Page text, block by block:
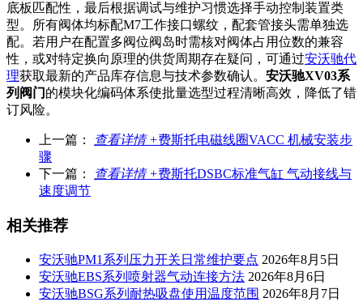
底板匹配性，最后根据调试与维护习惯选择手动控制装置类
型。所有阀体均标配M7工作接口螺纹，配套管接头需单独选
配。若用户在配置多阀位阀岛时需核对阀体占用位数的兼容
性，或对特定换向原理的供货周期存在疑问，可通过安沃驰代
理获取最新的产品库存信息与技术参数确认。 安沃驰XV03系
列阀门 的模块化编码体系使批量选型过程清晰高效，降低了错
订风险。
上一篇： 查看详情 +费斯托电磁线圈VACC 机械安装步
骤
下一篇：
查看详情 +费斯托DSBC标准气缸 气动接线与
速度调节
相关推荐
安沃驰PM1系列压力开关日常维护要点 2026年8月5日
安沃驰EBS系列喷射器气动连接方法 2026年8月6日
安沃驰BSG系列耐热吸盘使用温度范围 2026年8月7日